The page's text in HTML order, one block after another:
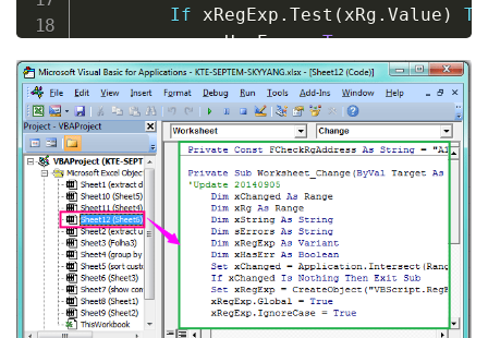
If xRegExp . Test ( xRg . Value )
            xHasErr
= True
            Application
.EnableEvents
            xRg
. ClearContents
            Application
.EnableEvents
End If
Next
If xHasErr Then MsgBox
End Sub